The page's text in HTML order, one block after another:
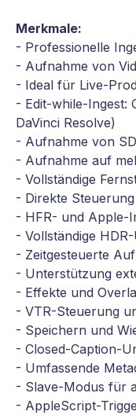
Merkmale:
- Professionelle
- Aufnahme von
- Ideal für Live-
- Edit-while-Ingest:
DaVinci Resolve)
- Aufnahme von
- Aufnahme auf
- Vollständige
- Direkte
- HFR- und Apple-
- Vollständige
- Zeitgesteuerte
- Unterstützung
- Effekte und
- VTR-Steuerung
- Speichern und
- Closed-Caption-
- Umfassende
- Slave-Modus für
- AppleScript-